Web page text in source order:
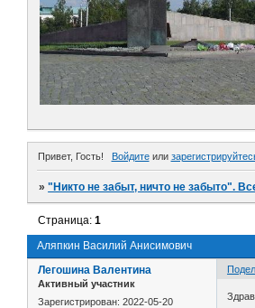
Привет, Гость! Войдитеили
»"Никто не забыт, ничто не забыто".
Аляпкин Василий Анисимович
Страница:1
Легошина Валентина
Активный участник
Зарегистрирован: 2022-05-20